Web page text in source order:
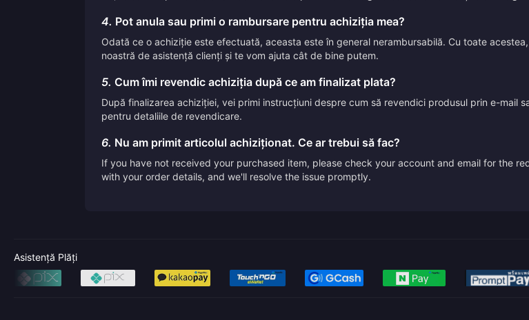
4. Pot anula sau primi o rambursare pentru achiziția mea?
Odată ce o achiziție este efectuată, aceasta este în general nerambursabilă. Cu toate
noastră de asistență clienți și te vom ajuta cât de bine putem.
5. Cum îmi revendic achiziția după ce am finalizat plata?
După finalizarea achiziției, vei primi instrucțiuni despre cum să revendici produsul prin e-
pentru detaliile de revendicare.
6. Nu am primit articolul achiziționat. Ce ar trebui să fac?
If you have not received your purchased item, please check your account and email for the
with your order details, and we'll resolve the issue promptly.
Asistență Plăți